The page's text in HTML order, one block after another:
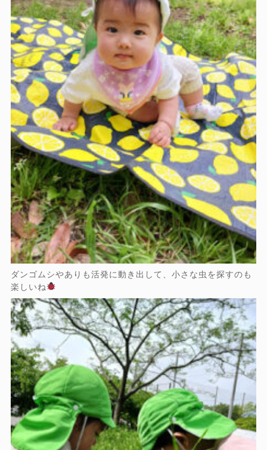
ダンゴムシやありも活発に動き出して、小さな虫を探すのも
楽しいね